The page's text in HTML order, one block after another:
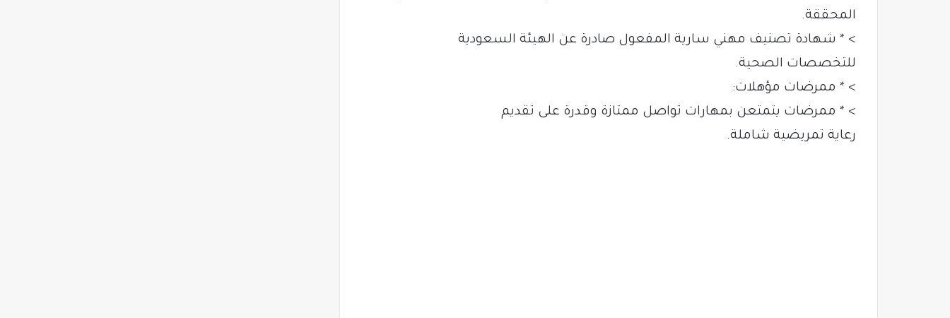
المحققة.
> * شهادة تصنيف مهني سارية المفعول صادرة عن الهيئة السعودية
للتخصصات الصحية.
> * ممرضات مؤهلات:
> * ممرضات يتمتعن بمهارات تواصل ممتازة وقدرة على تقديم
رعاية تمريضية شاملة.